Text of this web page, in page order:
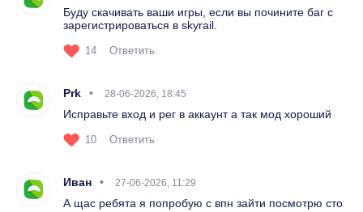
Буду скачивать ваши игры, если вы почините баг с
зарегистрироваться в skyrail.
14 Ответить
Prk 28-06-2026, 18:45
Исправьте вход и рег в аккаунт а так мод хороший
10 Ответить
Иван 27-06-2026, 11:29
А щас ребята я попробую с впн зайти посмотрю сто